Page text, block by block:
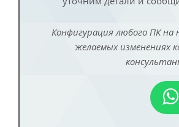
Конфигурация любого ПК
желаемых изменениях